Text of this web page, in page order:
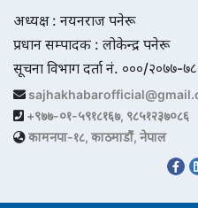
अध्यक्ष : नयनराज पनेरू
प्रधान सम्पादक : लोकेन्द्र पनेरू
सूचना विभाग दर्ता नं. ०००/२०७७-७८
+९७७-०१-५९१८१६७, ९८५१२३७०८६
कामनपा-१८, काठमाडौं, नेपाल